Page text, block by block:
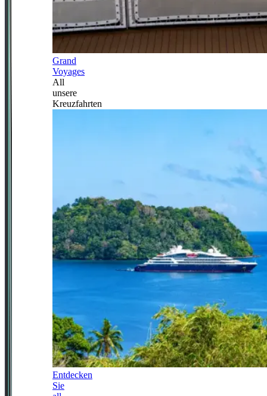
Grand
Voyages
All
unsere
Kreuzfahrten
Entdecken
Sie